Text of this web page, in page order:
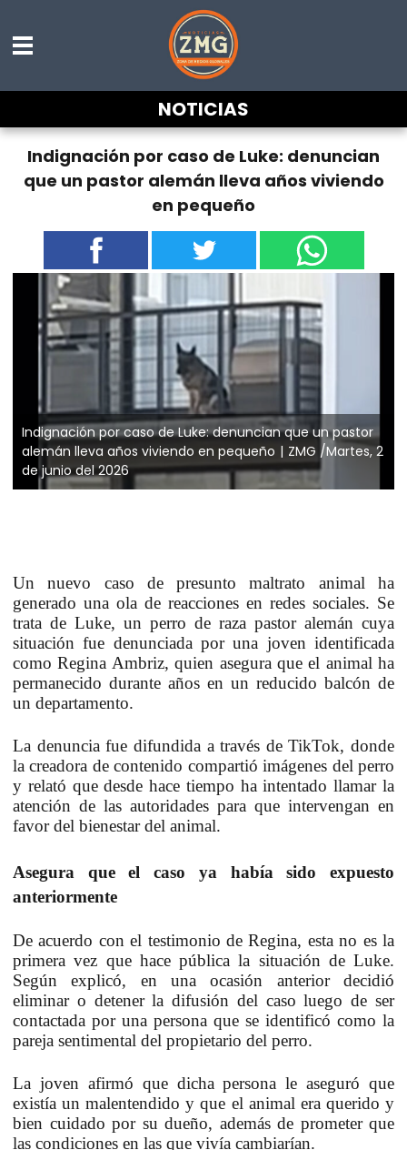
NOTICIAS
Indignación por caso de Luke: denuncian
que un pastor alemán lleva años viviendo
en pequeño
Indignación por caso de Luke: denuncian que un pastor
alemán lleva años viviendo en pequeño
ZMG /Martes, 2
de junio del 2026
Un nuevo caso de presunto maltrato animal ha
generado una ola de reacciones en redes sociales. Se
trata de Luke, un perro de raza pastor alemán cuya
situación fue denunciada por una joven identificada
como Regina Ambriz, quien asegura que el animal ha
permanecido durante años en un reducido balcón de
un departamento.
La denuncia fue difundida a través de TikTok, donde
la creadora de contenido compartió imágenes del perro
y relató que desde hace tiempo ha intentado llamar la
atención de las autoridades para que intervengan en
favor del bienestar del animal.
Asegura que el caso ya había sido expuesto
anteriormente
De acuerdo con el testimonio de Regina, esta no es la
primera vez que hace pública la situación de Luke.
Según explicó, en una ocasión anterior decidió
eliminar o detener la difusión del caso luego de ser
contactada por una persona que se identificó como la
pareja sentimental del propietario del perro.
La joven afirmó que dicha persona le aseguró que
existía un malentendido y que el animal era querido y
bien cuidado por su dueño, además de prometer que
las condiciones en las que vivía cambiarían.